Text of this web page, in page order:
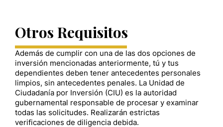
Otros Requisitos
Además de cumplir con una de las dos opciones de
inversión mencionadas anteriormente, tú y tus
dependientes deben tener antecedentes personales
limpios, sin antecedentes penales. La Unidad de
Ciudadanía por Inversión (CIU) es la autoridad
gubernamental responsable de procesar y examinar
todas las solicitudes. Realizarán estrictas
verificaciones de diligencia debida.